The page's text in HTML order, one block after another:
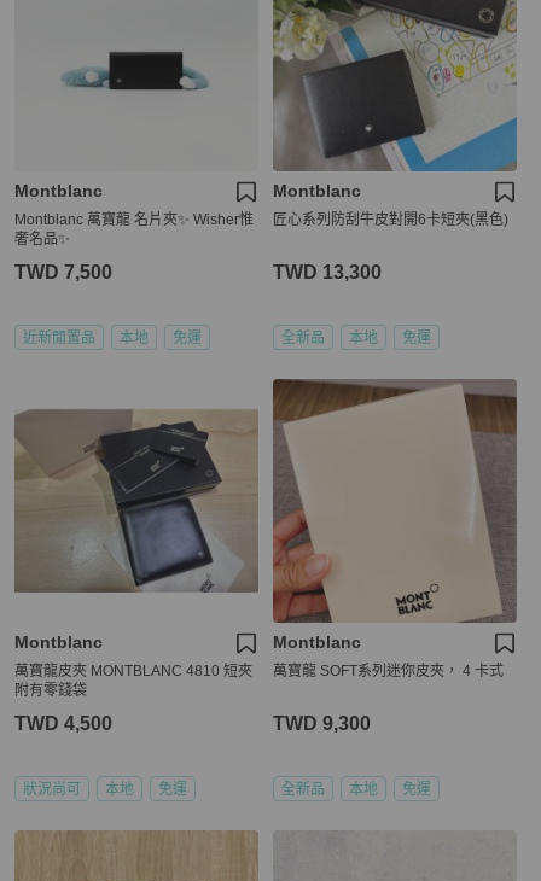
Montblanc
Montblanc 萬寶龍 名片夾✨ Wisher惟
奢名品✨
TWD 7,500
近新閒置品 本地 免運
Montblanc
匠心系列防刮牛皮對開6卡短夾(黑色)
TWD 13,300
全新品 本地 免運
Montblanc
萬寶龍皮夾 MONTBLANC 4810 短夾
附有零錢袋
TWD 4,500
狀況尚可 本地 免運
Montblanc
萬寶龍 SOFT系列迷你皮夾， 4 卡式
TWD 9,300
全新品 本地 免運